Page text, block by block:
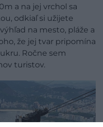
a na jej vrchol sa
odkiaľ si užijete
na mesto, pláže a
že jej tvar pripomína
Ročne sem
turistov.